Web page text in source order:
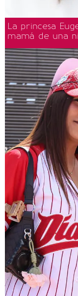
La princesa
mamá de una